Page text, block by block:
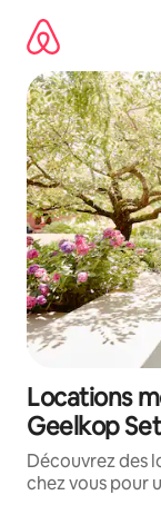
directement
contenu
Locations
Geelkop
Découvrez des
chez vous pour